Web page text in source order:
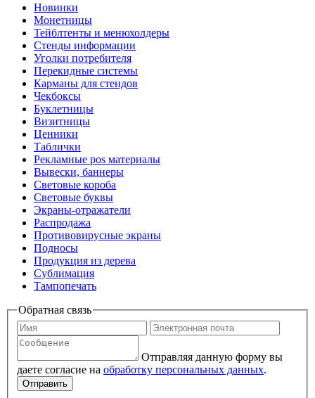
Новинки
Монетницы
Тейблтенты и менюхолдеры
Стенды информации
Уголки потребителя
Перекидные системы
Карманы для стендов
Чекбоксы
Буклетницы
Визитницы
Ценники
Таблички
Рекламные pos материалы
Вывески, баннеры
Световые короба
Световые буквы
Экраны-отражатели
Распродажа
Противовирусные экраны
Подносы
Продукция из дерева
Сублимация
Тампопечать
Обратная связь
Отправляя данную форму вы
даете согласие на обработку персональных данных.
Отправить